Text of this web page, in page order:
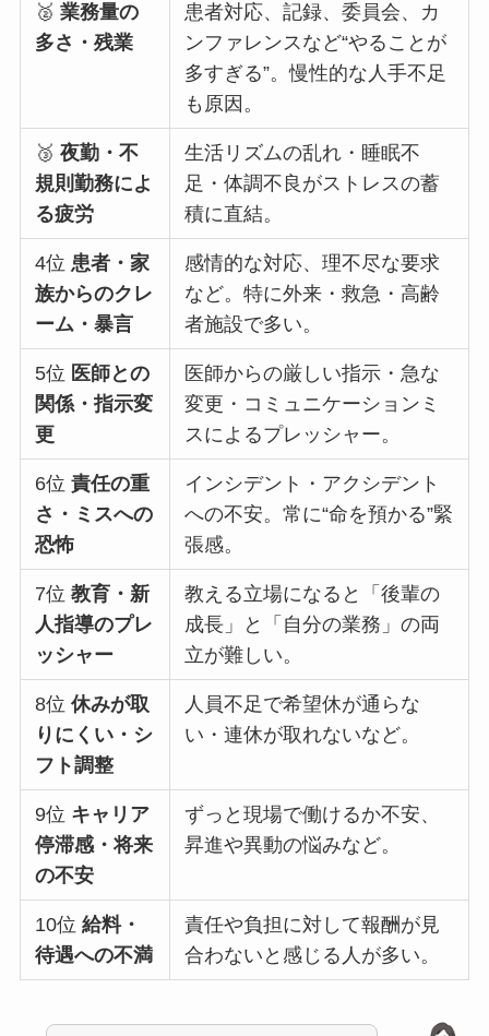
🥈業務量の
多さ・残業
患者対応、記録、委員会、カ
ンファレンスなど“やることが
多すぎる”。慢性的な人手不足
も原因。
🥉夜勤・不
規則勤務によ
る疲労
生活リズムの乱れ・睡眠不
足・体調不良がストレスの蓄
積に直結。
4位 患者・家
族からのクレ
ーム・暴言
感情的な対応、理不尽な要求
など。特に外来・救急・高齢
者施設で多い。
5位 医師との
関係・指示変
更
医師からの厳しい指示・急な
変更・コミュニケーションミ
スによるプレッシャー。
6位責任の重
さ・ミスへの
恐怖
インシデント・アクシデント
への不安。常に“命を預かる”緊
張感。
7位教育・新
人指導のプレ
ッシャー
教える立場になると「後輩の
成長」と「自分の業務」の両
立が難しい。
8位休みが取
りにくい・シ
フト調整
人員不足で希望休が通らな
い・連休が取れないなど。
9位 キャリア
停滞感・将来
の不安
ずっと現場で働けるか不安、
昇進や異動の悩みなど。
10位給料・
待遇への不満
責任や負担に対して報酬が見
合わないと感じる人が多い。